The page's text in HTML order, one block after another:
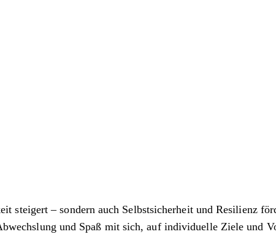
steigert – sondern auch Selbstsicherheit und Resilienz
und Spaß mit sich, auf individuelle Ziele und